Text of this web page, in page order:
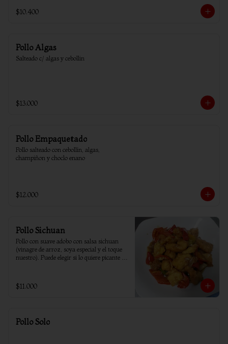
$10.400
Pollo Algas
Salteado c/ algas y cebollin
$13.000
Pollo Empaquetado
Pollo salteado con cebollín, algas,
champiñon y choclo enano
$12.000
Pollo Sichuan
Pollo con suave adobo con salsa sichuan
(vinagre de arroz, soya especial y el toque
nuestro). Puede elegir si lo quiere picante o
$11.000
Pollo Solo